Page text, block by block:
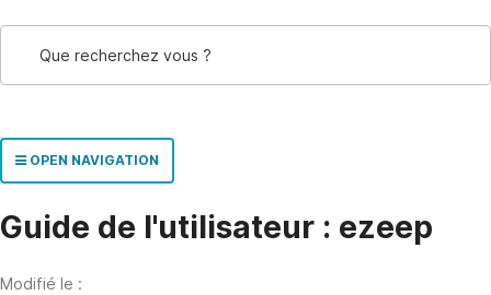
OPEN NAVIGATION
Guide de l'utilisateur : ezeep
Modifié le :